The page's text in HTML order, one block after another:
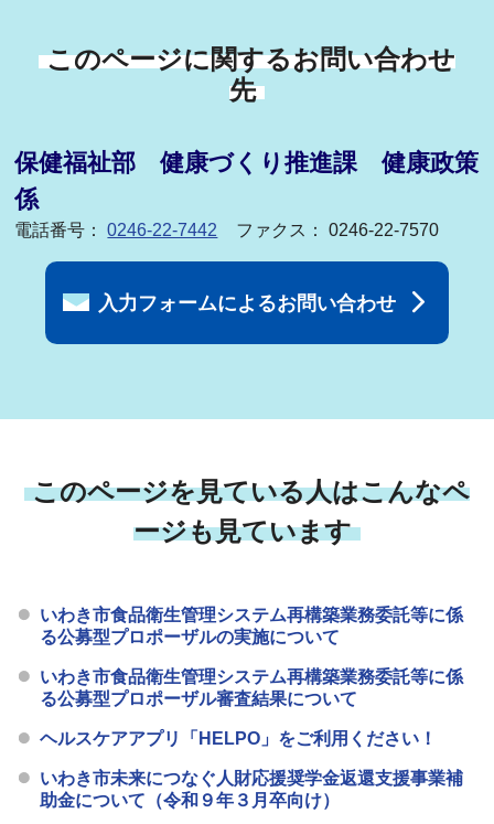
このページに関するお問い合わせ
先
保健福祉部 健康づくり推進課 健康政策
係
電話番号：0246-22-7442 ファクス： 0246-22-7570
入力フォームによるお問い合わせ
このページを見ている人はこんなペ
ージも見ています
いわき市食品衛生管理システム再構築業務委託等に係
る公募型プロポーザルの実施について
いわき市食品衛生管理システム再構築業務委託等に係
る公募型プロポーザル審査結果について
ヘルスケアアプリ「HELPO」をご利用ください！
いわき市未来につなぐ人財応援奨学金返還支援事業補
助金について（令和９年３月卒向け）